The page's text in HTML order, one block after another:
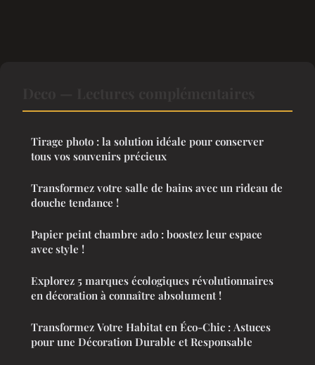
Tirage photo : la solution idéale pour conserver
tous vos souvenirs précieux
Transformez votre salle de bains avec un rideau de
douche tendance !
Papier peint chambre ado : boostez leur espace
avec style !
Explorez 5 marques écologiques révolutionnaires
en décoration à connaître absolument !
Transformez Votre Habitat en Éco-Chic : Astuces
pour une Décoration Durable et Responsable